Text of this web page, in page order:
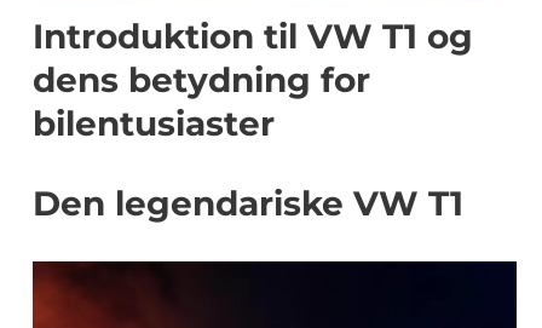
Introduktion til VW T1 og
dens betydning for
bilentusiaster
Den legendariske VW T1